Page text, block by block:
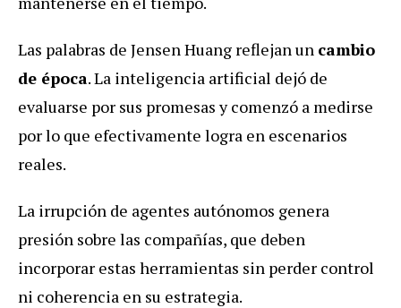
Las palabras de Jensen Huang reflejan un cambio
de época. La inteligencia artificial dejó de
evaluarse por sus promesas y comenzó a medirse
por lo que efectivamente logra en escenarios
reales.
La irrupción de agentes autónomos genera
presión sobre las compañías, que deben
incorporar estas herramientas sin perder control
ni coherencia en su estrategia.